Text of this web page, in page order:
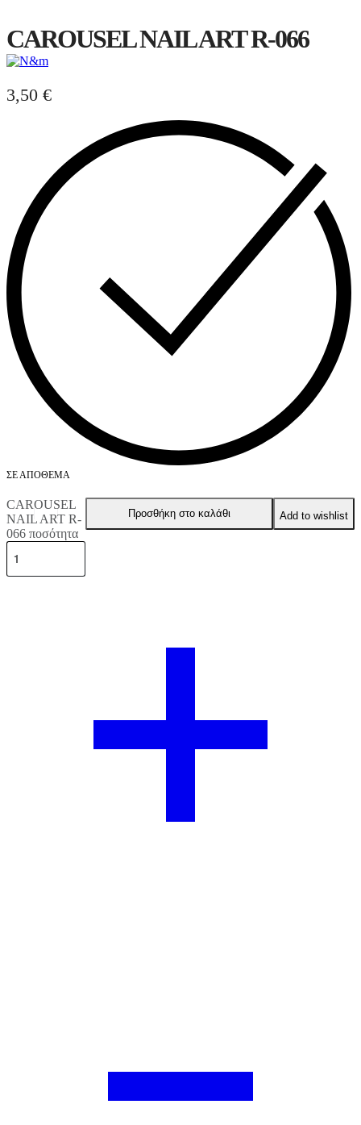
CAROUSEL NAIL ART R-066
3,50 €
ΣΕ ΑΠΌΘΕΜΑ
CAROUSEL
NAIL ART R-
066 ποσότητα
Προσθήκη στο καλάθι Add to wishlist
Περιγραφή